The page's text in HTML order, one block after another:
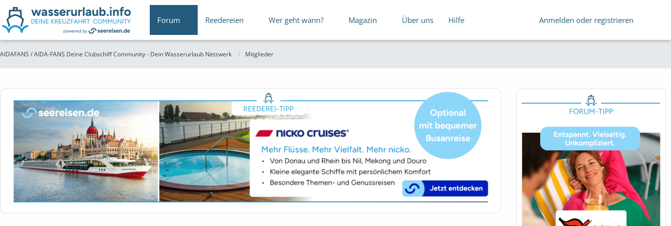
Forum Reedereien Wer geht wann? Magazin Über uns Hilfe Anmelden oder registrieren
AIDAFANS / AIDA-FANS Deine Clubschiff Community - Dein Wasserurlaub Netzwerk Mitglieder